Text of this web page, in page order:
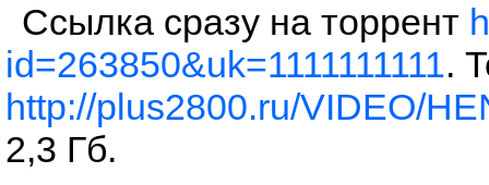
Ссылка сразу на торрент
id=263850&uk=1111111111.
http://plus2800.ru/VIDEO/
2,3 Гб.